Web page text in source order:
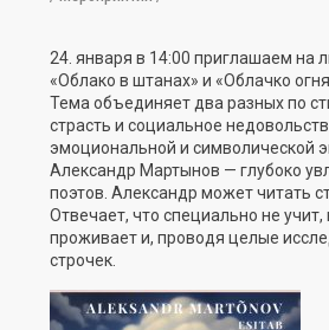
24. января в 14:00 приглашаем на
«Облако в штанах» и «Облачко
Тема объединяет два разных по
страсть и социальное
эмоциональной и символической
Александр Мартынов — глубоко
поэтов. Александр может читать
Отвечает, что специально не
проживает и, проводя целые
строчек.